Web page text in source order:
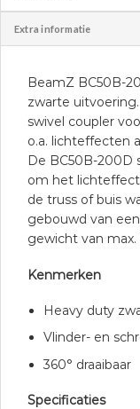
Extra informatie
BeamZ BC50B-
zwarte
swivel coupler
o.a. lichteffecten
De BC50B-200D
om het
de truss of buis
gebouwd van
gewicht van
Kenmerken
Heavy duty
Vlinder- en
360° draaibaar
Specificaties